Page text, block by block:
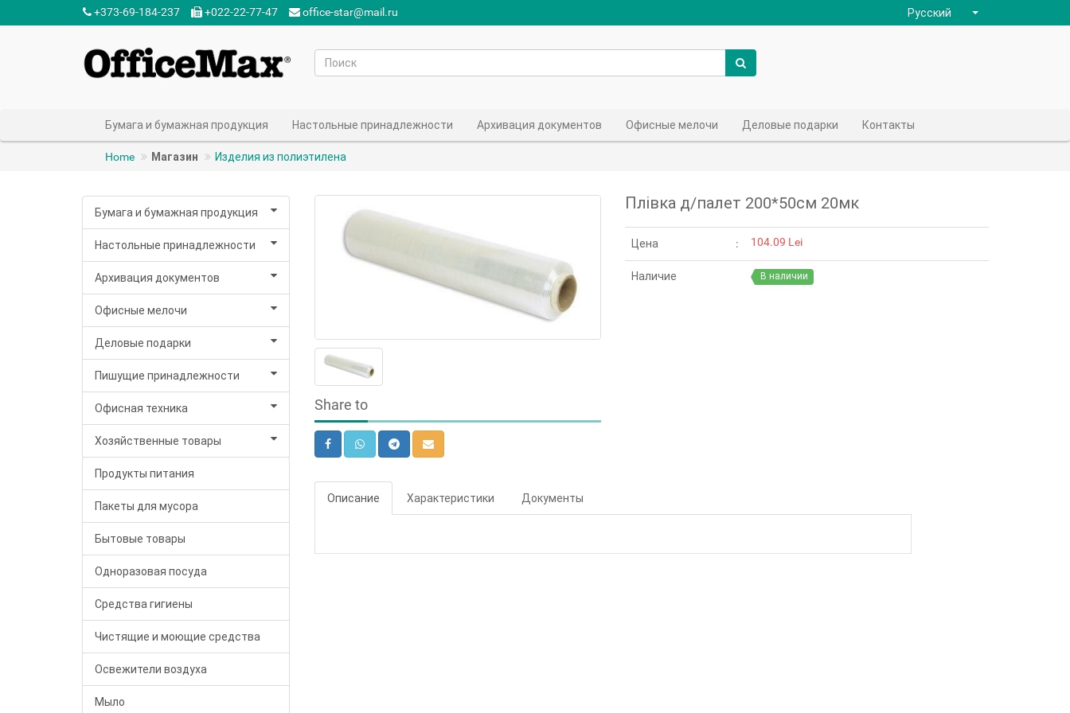
+373-69-184-237‬ +022-22-77-47‬ office-star@mail.ru Русский
Бумага и бумажная продукция Настольные принадлежности Архивация документов Офисные мелочи Деловые подарки Контакты
Home Магазин Изделия из полиэтилена
Бумага и бумажная продукция
Настольные принадлежности
Архивация документов
Офисные мелочи
Деловые подарки
Пишущие принадлежности
Офисная техника
Хозяйственные товары
Продукты питания
Пакеты для мусора
Бытовые товары
Одноразовая посуда
Средства гигиены
Чистящие и моющие средства
Освежители воздуха
Мыло
Share to
Плівка д/палет 200*50см 20мк
Цена 104.09 Lei
Наличие В наличии
Описание Характеристики Документы